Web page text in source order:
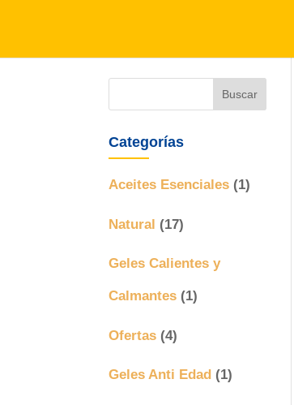
Categorías
Aceites Esenciales (1)
Natural (17)
Geles Calientes y
Calmantes (1)
Ofertas (4)
Geles Anti Edad (1)